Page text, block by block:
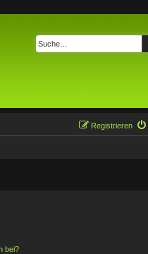
Registrieren
bei?